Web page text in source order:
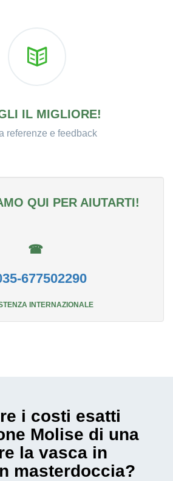
IL MIGLIORE!
referenze e feedback
QUI PER AIUTARTI!
☎
677502290
INTERNAZIONALE
i costi esatti
Molise di una
la vasca in
masterdoccia?